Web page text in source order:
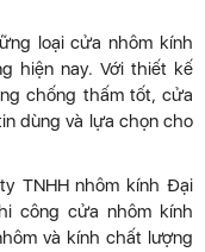
loại cửa nhôm kính
hiện nay. Với thiết kế
chống thấm tốt, cửa
dùng và lựa chọn cho
TNHH nhôm kính Đại
công cửa nhôm kính
và kính chất lượng